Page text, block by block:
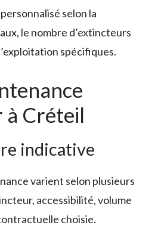
selon la
le nombre d’extincteurs
spécifiques.
Créteil
indicative
varient selon plusieurs
accessibilité, volume
choisie.